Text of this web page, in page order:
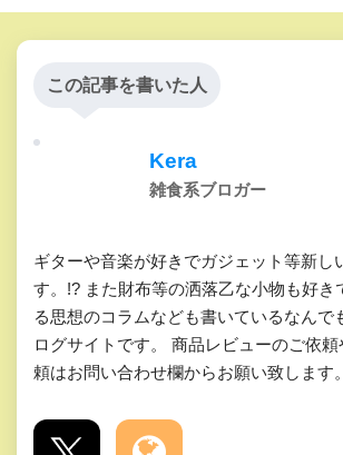
この記事を書いた人
Kera
雑食系ブロガー
ギターや音楽が好きでガジェット等新し
す。!? また財布等の洒落乙な小物も好き
る思想のコラムなども書いているなんで
ログサイトです。 商品レビューのご依
頼はお問い合わせ欄からお願い致します。